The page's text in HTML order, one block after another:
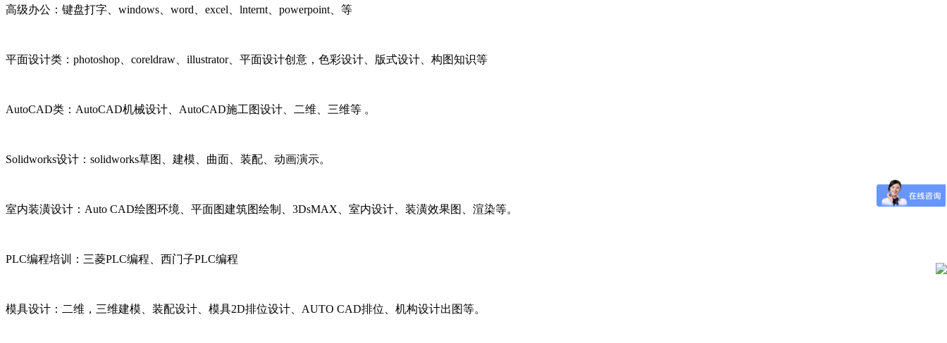
高级办公：键盘打字、 windows、 word、 excel、 lnternt、 powerpoint、等
平面设计类： photoshop、 coreldraw、 illustrator、平面设计创意，色彩设计、版式设计、构图知识等
AutoCAD类： AutoCAD机械设计、 AutoCAD施工图设计、二维、三维等 。
Solidworks设计： solidworks草图、建模、曲面、装配、动画演示。
室内装潢设计： Auto CAD绘图环境、平面图建筑图绘制、 3DsMAX、室内设计、装潢效果图、渲染等。
PLC编程培训：三菱PLC编程、西门子PLC编程
模具设计：二维，三维建模、装配设计、模具2D排位设计、 AUTO CAD排位、机构设计出图等。